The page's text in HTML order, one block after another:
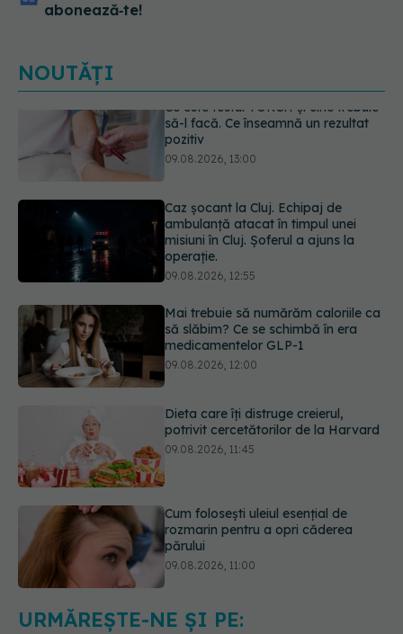
abonează‑te!
NOUTĂȚI
Caz șocant la Cluj. Echipaj de
ambulanță atacat în timpul unei
misiuni în Cluj. Șoferul a ajuns la
09.08.2026, 12:55
Mai trebuie să numărăm caloriile ca
să slăbim? Ce se schimbă în era
medicamentelor GLP-1
Dieta care îți distruge creierul,
potrivit cercetătorilor de la Harvard
Cum folosești uleiul esențial de
rozmarin pentru a opri căderea
Ce este testul TORCH și cine trebuie
să-l facă. Ce înseamnă un rezultat
URMĂREȘTE-NE ȘI PE: